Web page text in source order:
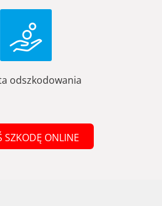
odszkodowania
SZKODĘ ONLINE